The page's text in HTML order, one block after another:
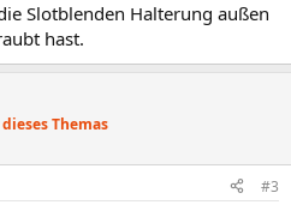
Slotblenden Halterung außen
hast.
Themas
#3